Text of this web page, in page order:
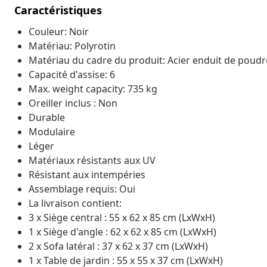
Caractéristiques
Couleur: Noir
Matériau: Polyrotin
Matériau du cadre du produit: Acier enduit de
Capacité d'assise: 6
Max. weight capacity: 735 kg
Oreiller inclus : Non
Durable
Modulaire
Léger
Matériaux résistants aux UV
Résistant aux intempéries
Assemblage requis: Oui
La livraison contient:
3 x Siège central : 55 x 62 x 85 cm (LxWxH)
1 x Siège d'angle : 62 x 62 x 85 cm (LxWxH)
2 x Sofa latéral : 37 x 62 x 37 cm (LxWxH)
1 x Table de jardin : 55 x 55 x 37 cm (LxWxH)